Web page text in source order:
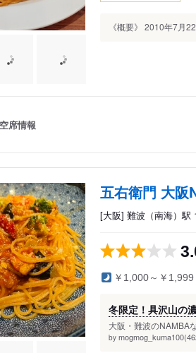
《概要》 2010年7月
空席情報
五右衛門 大阪
[大阪] 難波（南海）駅
￥1,000～￥1,999
冬限定！具沢山の
大阪・難波のNAMBA
by